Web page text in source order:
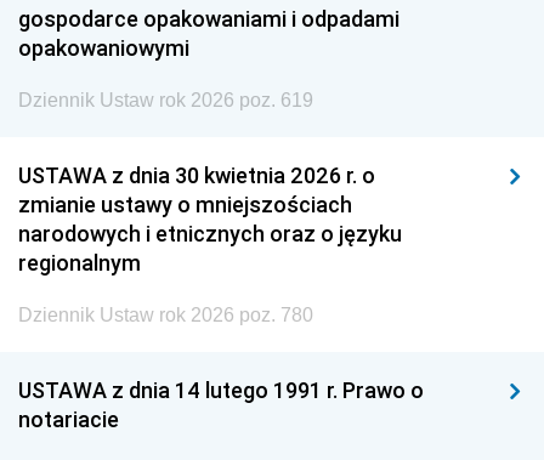
gospodarce opakowaniami i odpadami
opakowaniowymi
Dziennik Ustaw rok 2026 poz. 619
USTAWA z dnia 30 kwietnia 2026 r. o
zmianie ustawy o mniejszościach
narodowych i etnicznych oraz o języku
regionalnym
Dziennik Ustaw rok 2026 poz. 780
USTAWA z dnia 14 lutego 1991 r. Prawo o
notariacie